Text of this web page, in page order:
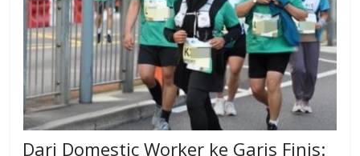
Dari Domestic Worker ke Garis Finis: